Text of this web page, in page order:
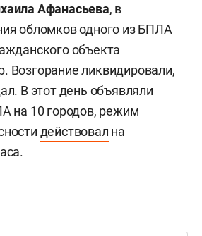
Афанасьева, в
обломков одного из БПЛА
объекта
Возгорание ликвидировали,
В этот день объявляли
на 10 городов, режим
действовал на